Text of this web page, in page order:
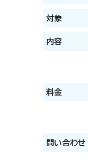
対象
内容
料金
問い合わせ